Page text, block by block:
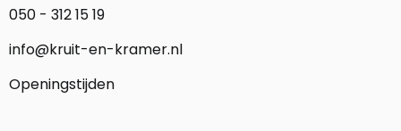
050 - 312 15 19
info@kruit-en-kramer.nl
Openingstijden